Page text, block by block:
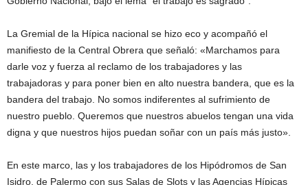
La Gremial de la Hípica nacional se hizo eco y acompañó el
manifiesto de la Central Obrera que señaló: «Marchamos para
darle voz y fuerza al reclamo de los trabajadores y las
trabajadoras y para poner bien en alto nuestra bandera, que es la
bandera del trabajo. No somos indiferentes al sufrimiento de
nuestro pueblo. Queremos que nuestros abuelos tengan una vida
digna y que nuestros hijos puedan soñar con un país más justo».
En este marco, las y los trabajadores de los Hipódromos de San
Isidro, de Palermo con sus Salas de Slots y las Agencias Hípicas